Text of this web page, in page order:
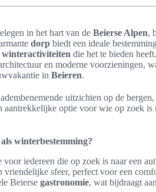
in het hart van de Beierse Alpen,
dorp biedt een ideale
winteractiviteiten die het te bieden
en moderne voorzieningen,
in Beieren.
uitzichten op de
aantrekkelijke optie voor wie op zoek
winterbestemming?
iedereen die op zoek is naar een
vriendelijke sfeer, perfect voor een
Beierse gastronomie, wat bijdraagt